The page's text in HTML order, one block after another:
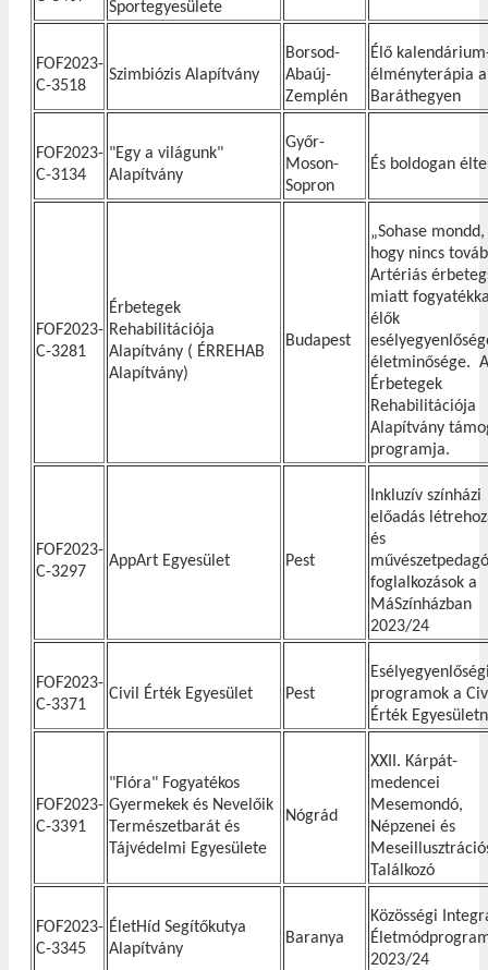
Sportegyesülete
FOF2023-
C-3518
Szimbiózis Alapítvány
Borsod-
Abaúj-
Zemplén
Élő
élményterápia a
Baráthegyen
FOF2023-
C-3134
"Egy a világunk"
Alapítvány
Győr-
Moson-
Sopron
És boldogan
FOF2023-
C-3281
Érbetegek
Rehabilitációja
Alapítvány ( ÉRREHAB
Alapítvány)
Budapest
„Sohase mondd,
hogy nincs
Artériás
miatt
élők
életminősége.
Érbetegek
Rehabilitációja
Alapítvány
programja.
FOF2023-
C-3297
AppArt Egyesület Pest
Inkluzív színházi
előadás
és
foglalkozások a
MáSzínházban
2023/24
FOF2023-
C-3371
Civil Érték Egyesület Pest
programok a
Érték
FOF2023-
C-3391
"Flóra" Fogyatékos
Gyermekek és Nevelőik
Természetbarát és
Tájvédelmi Egyesülete
Nógrád
XXII. Kárpát-
medencei
Mesemondó,
Népzenei és
Találkozó
FOF2023-
C-3345
ÉletHíd Segítőkutya
Alapítvány
Baranya
Közösségi
2023/24